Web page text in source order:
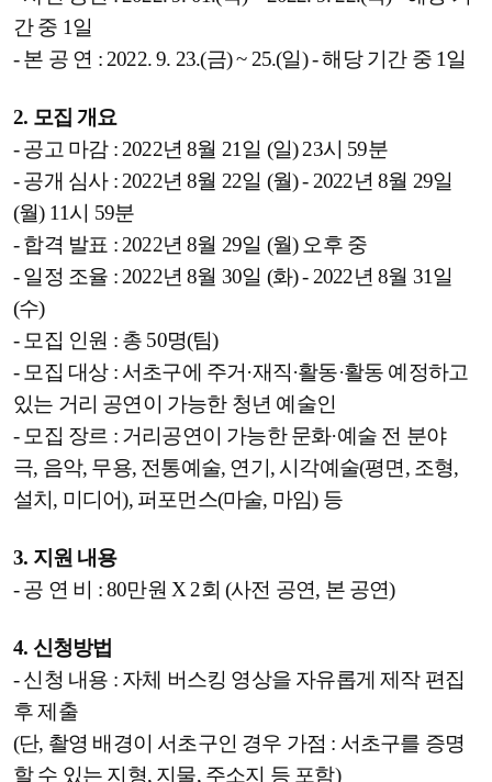
간 중 1일
- 본 공 연 : 2022. 9. 23.(금) ~ 25.(일) - 해당 기간 중 1일
2. 모집 개요
- 공고 마감 : 2022년 8월 21일 (일) 23시 59분
- 공개 심사 : 2022년 8월 22일 (월) - 2022년 8월 29일
(월) 11시 59분
- 합격 발표 : 2022년 8월 29일 (월) 오후 중
- 일정 조율 : 2022년 8월 30일 (화) - 2022년 8월 31일
(수)
- 모집 인원 : 총 50명(팀)
- 모집 대상 : 서초구에 주거·재직·활동·활동 예정하고
있는 거리 공연이 가능한 청년 예술인
- 모집 장르 : 거리공연이 가능한 문화·예술 전 분야
극, 음악, 무용, 전통예술, 연기, 시각예술(평면, 조형,
설치, 미디어), 퍼포먼스(마술, 마임) 등
3. 지원 내용
- 공 연 비 : 80만원 X 2회 (사전 공연, 본 공연)
4. 신청방법
- 신청 내용 : 자체 버스킹 영상을 자유롭게 제작 편집
후 제출
(단, 촬영 배경이 서초구인 경우 가점 : 서초구를 증명
할 수 있는 지형, 지물, 주소지 등 포함)